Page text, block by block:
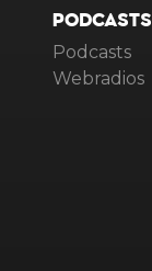
PODCASTS
Podcasts
Webradios